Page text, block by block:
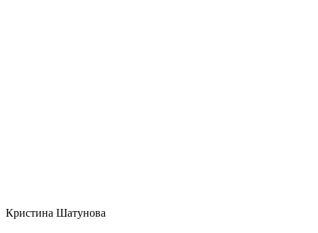
Кристина Шатунова